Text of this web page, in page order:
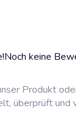
Noch keine
Produkt
überprüft und